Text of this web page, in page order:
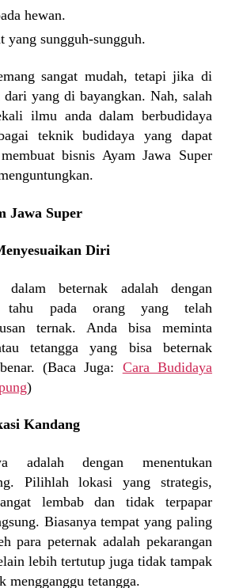
hewan.
yang sungguh-sungguh.
sangat mudah, tetapi jika di
yang di bayangkan. Nah, salah
ilmu anda dalam berbudidaya
teknik budidaya yang dapat
bisnis Ayam Jawa Super
Jawa Super
Diri
dalam beternak adalah dengan
tahu pada orang yang telah
ternak. Anda bisa meminta
tetangga yang bisa beternak
(Baca Juga: Cara Budidaya
)
Kandang
adalah dengan menentukan
Pilihlah lokasi yang strategis,
lembab dan tidak terpapar
Biasanya tempat yang paling
para peternak adalah pekarangan
lebih tertutup juga tidak tampak
mengganggu tetangga.